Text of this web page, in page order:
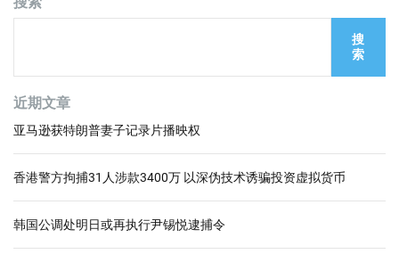
搜
索
近期文章
亚马逊获特朗普妻子记录片播映权
香港警方拘捕31人涉款3400万 以深伪技术诱骗投资虚拟货币
韩国公调处明日或再执行尹锡悦逮捕令